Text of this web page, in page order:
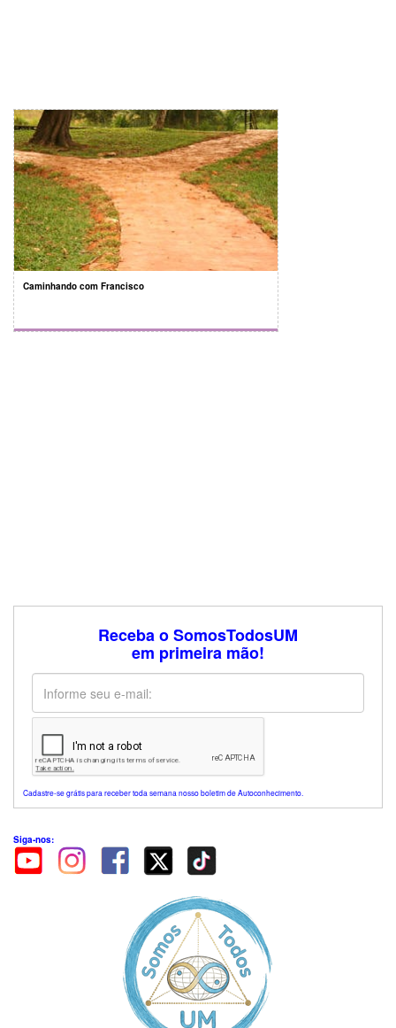
Caminhando com Francisco
Receba o SomosTodosUM
em primeira mão!
Cadastre-se grátis para receber toda semana nosso boletim de Autoconhecimento.
Siga-nos: